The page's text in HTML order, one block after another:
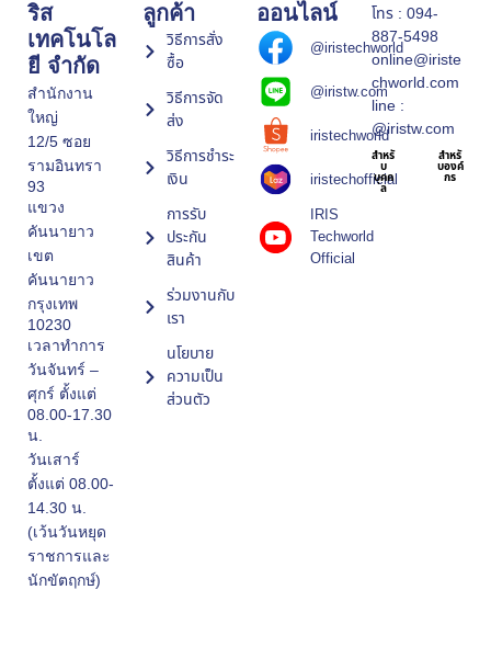
ริส
เทคโนโล
ยี จำกัด
สำนักงาน
ใหญ่
12/5 ซอย
รามอินทรา
93
แขวง
คันนายาว
เขต
คันนายาว
กรุงเทพ
10230
เวลาทำการ
วันจันทร์ –
ศุกร์ ตั้งแต่
08.00-17.30
น.
วันเสาร์
ตั้งแต่ 08.00-
14.30 น.
(เว้นวันหยุด
ราชการและ
นักขัตฤกษ์)
ลูกค้า
วิธีการสั่ง
ซื้อ
วิธีการจัด
ส่ง
วิธีการชำระ
เงิน
การรับ
ประกัน
สินค้า
ร่วมงานกับ
เรา
นโยบาย
ความเป็น
ส่วนตัว
ออนไลน์
@iristechworld
@iristw.com
iristechworld
iristechofficial
IRIS
Techworld
Official
โทร : 094-
887-5498
online@iriste
chworld.com
line :
@iristw.com
สำหรั
บ
บุคค
ล
สำหรั
บองค์
กร